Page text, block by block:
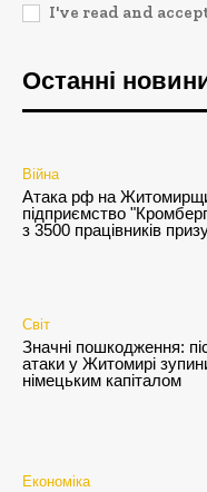
I've read and
Останні
Війна
Атака рф на
підприємство
з 3500 працівників
Світ
Значні пошкодження:
атаки у Житомирі
німецьким капіталом
Економіка